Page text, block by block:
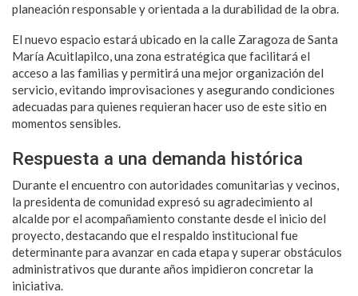
planeación responsable y orientada a la durabilidad de la obra.
El nuevo espacio estará ubicado en la calle Zaragoza de Santa
María Acuitlapilco, una zona estratégica que facilitará el
acceso a las familias y permitirá una mejor organización del
servicio, evitando improvisaciones y asegurando condiciones
adecuadas para quienes requieran hacer uso de este sitio en
momentos sensibles.
Respuesta a una demanda histórica
Durante el encuentro con autoridades comunitarias y vecinos,
la presidenta de comunidad expresó su agradecimiento al
alcalde por el acompañamiento constante desde el inicio del
proyecto, destacando que el respaldo institucional fue
determinante para avanzar en cada etapa y superar obstáculos
administrativos que durante años impidieron concretar la
iniciativa.